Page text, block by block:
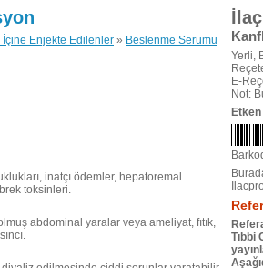
İçine Enjekte Edilenler » Beslenme Serumu
inatçı ödemler, hepatoremal
toksinleri.
abdominal yaralar veya ameliyat, fıtık,
Yerli,
E-
Not:
Tıbbi